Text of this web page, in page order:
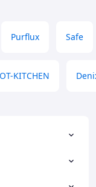
Purflux Safe
KITCHEN